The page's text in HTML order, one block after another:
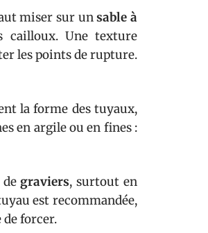
miser sur unsable à
cailloux. Une texture
les points de rupture.
la forme des tuyaux,
en argile ou en fines :
degraviers, surtout en
est recommandée,
forcer.